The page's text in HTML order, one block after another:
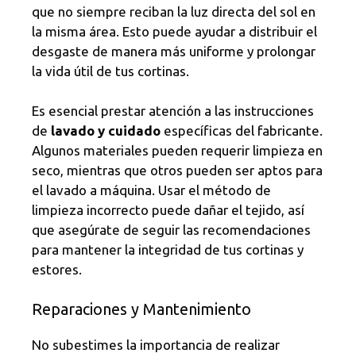
que no siempre reciban la luz directa del sol en
la misma área. Esto puede ayudar a distribuir el
desgaste de manera más uniforme y prolongar
la vida útil de tus cortinas.
Es esencial prestar atención a las instrucciones
de lavado y cuidado específicas del fabricante.
Algunos materiales pueden requerir limpieza en
seco, mientras que otros pueden ser aptos para
el lavado a máquina. Usar el método de
limpieza incorrecto puede dañar el tejido, así
que asegúrate de seguir las recomendaciones
para mantener la integridad de tus cortinas y
estores.
Reparaciones y Mantenimiento
No subestimes la importancia de realizar